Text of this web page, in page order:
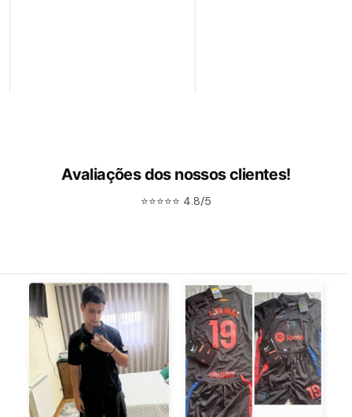
Avaliações dos nossos clientes!
⭐⭐⭐⭐⭐ 4.8/5